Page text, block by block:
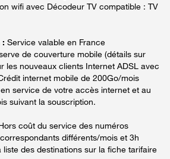
wifi avec Décodeur TV compatible : TV
: Service valable en France
de couverture mobile (détails sur
les nouveaux clients Internet ADSL avec
internet mobile de 200Go/mois
service de votre accès internet et au
suivant la souscription.
coût du service des numéros
différents/mois et 3h
liste des destinations sur la fiche tarifaire